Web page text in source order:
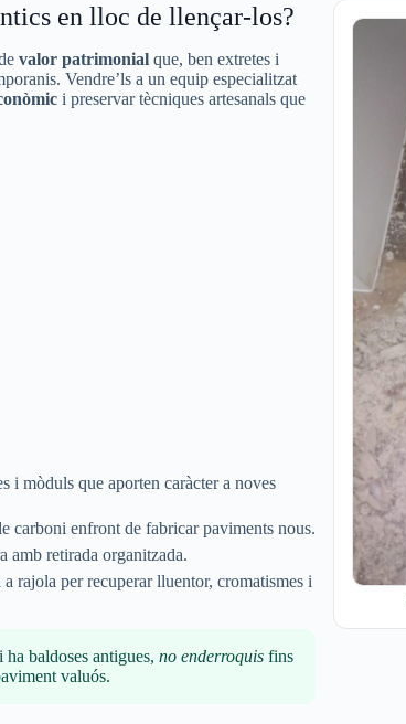
en lloc de llençar-los?
valor patrimonial que, ben extretes i
Vendre’ls a un equip especialitzat
i preservar tècniques artesanals que
i mòduls que aporten caràcter a noves
carboni enfront de fabricar paviments nous.
amb retirada organitzada.
rajola per recuperar lluentor, cromatismes i
baldoses antigues, no enderroquis fins
valuós.